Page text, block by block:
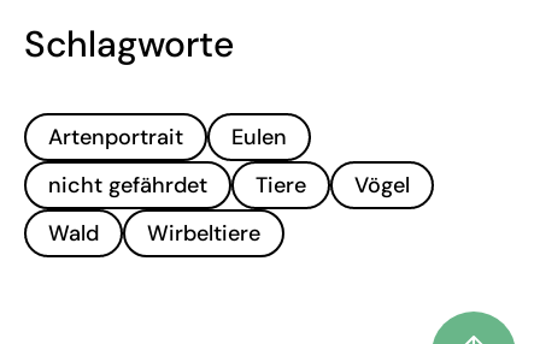
Schlagworte
Artenportrait
Eulen
nicht gefährdet
Tiere
Vögel
Wald
Wirbeltiere